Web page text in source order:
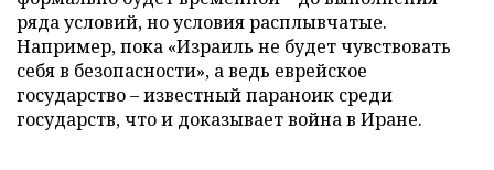
ряда условий, но условия расплывчатые.
Например, пока «Израиль не будет чувствовать
себя в безопасности», а ведь еврейское
государство – известный параноик среди
государств, что и доказывает война в Иране.